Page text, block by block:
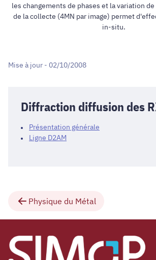
les changements de phases et la variation
de la collecte (4MN par image) permet
in-situ.
Mise à jour - 02/10/2008
Diffraction diffusion des
Présentation générale
Ligne D2AM
Physique du Métal